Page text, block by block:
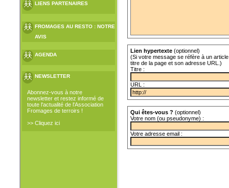
LIENS PARTENAIRES
FROMAGES AU RESTO : NOTRE
AVIS
AGENDA
NEWSLETTER
Abonnez-vous à notre
newsletter et restez informé de
toute l'actualité de l'Association
Fromages de terroirs !
>> Cliquez ici
Lien hypertexte (optionnel)
(Si votre message se réfère à un
titre de la page et son adresse URL.)
Titre :
URL :
Qui êtes-vous ? (optionnel)
Votre nom (ou pseudonyme) :
Votre adresse email :